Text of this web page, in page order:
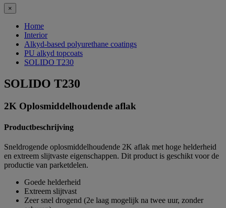
×
Home
Interior
Alkyd-based polyurethane coatings
PU alkyd topcoats
SOLIDO T230
SOLIDO T230
2K Oplosmiddelhoudende aflak
Productbeschrijving
Sneldrogende oplosmiddelhoudende 2K aflak met hoge helderheid
en extreem slijtvaste eigenschappen. Dit product is geschikt voor de
productie van parketdelen.
Goede helderheid
Extreem slijtvast
Zeer snel drogend (2e laag mogelijk na twee uur, zonder